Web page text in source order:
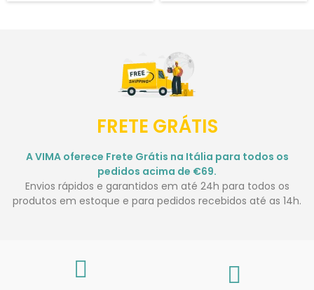
FRETE GRÁTIS
A VIMA oferece Frete Grátis na Itália para todos os
pedidos acima de €69.
Envios rápidos e garantidos em até 24h para todos os
produtos em estoque e para pedidos recebidos até as 14h.